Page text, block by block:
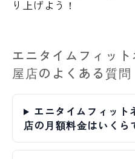
り上げよう！
エニタイムフィッ
屋店のよくある質問
エニタイムフィット
店の月額料金はいくら